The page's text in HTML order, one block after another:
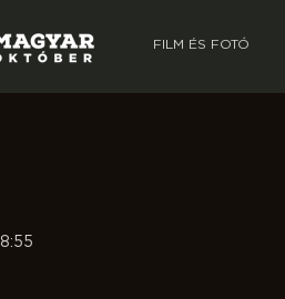
FILM ÉS FOTÓ